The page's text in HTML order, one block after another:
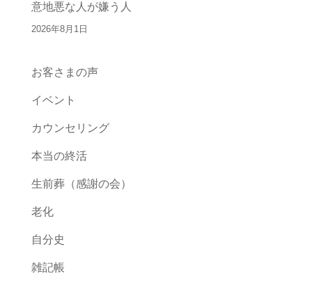
意地悪な人が嫌う人
2026年8月1日
お客さまの声
イベント
カウンセリング
本当の終活
生前葬（感謝の会）
老化
自分史
雑記帳